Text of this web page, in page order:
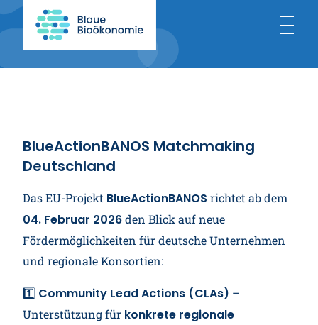
BlueActionBANOS Matchmaking
Deutschland
Das EU-Projekt BlueActionBANOS richtet ab dem
04. Februar 2026den Blick auf neue
Fördermöglichkeiten für deutsche Unternehmen
und regionale Konsortien:
1️⃣ Community Lead Actions (CLAs) –
Unterstützung für konkrete regionale